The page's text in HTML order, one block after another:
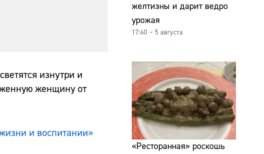
изнутри и
женщину от
и воспитании»
желтизны и дарит ведро
урожая
17:40 – 5 августа
«Ресторанная» роскошь